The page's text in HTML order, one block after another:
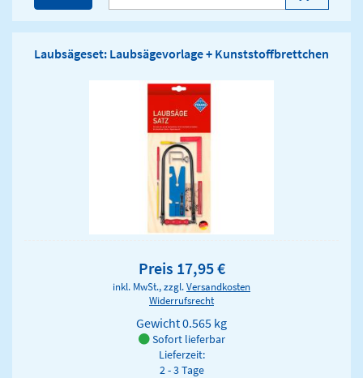
Laubsägeset: Laubsägevorlage + Kunststoffbrettchen
Preis 17,95 €
inkl. MwSt., zzgl.Versandkosten
Widerrufsrecht
Gewicht0.565 kg
Sofort lieferbar
Lieferzeit:
2 - 3 Tage